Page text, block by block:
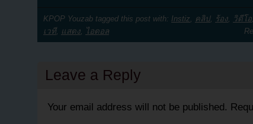
KPOP Youzab tagged this post with: Instiz คลิป, ร้อง วิดีโอ
เวที, แสดง ไอดอล
Leave a Reply
Your email address will not be published.